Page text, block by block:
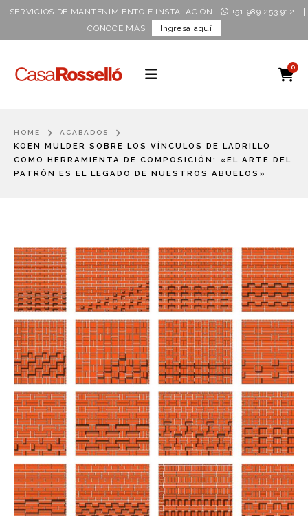
SERVICIOS DE MANTENIMIENTO E INSTALACIÓN +51 989 253 912
CONOCE MÁS Ingresa aquí
0
HOME ACABADOS
KOEN MULDER SOBRE LOS VÍNCULOS DE LADRILLO
COMO HERRAMIENTA DE COMPOSICIÓN: «EL ARTE DEL
PATRÓN ES EL LEGADO DE NUESTROS ABUELOS»